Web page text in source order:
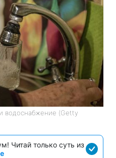
водоснабжение (Getty
Читай только суть из